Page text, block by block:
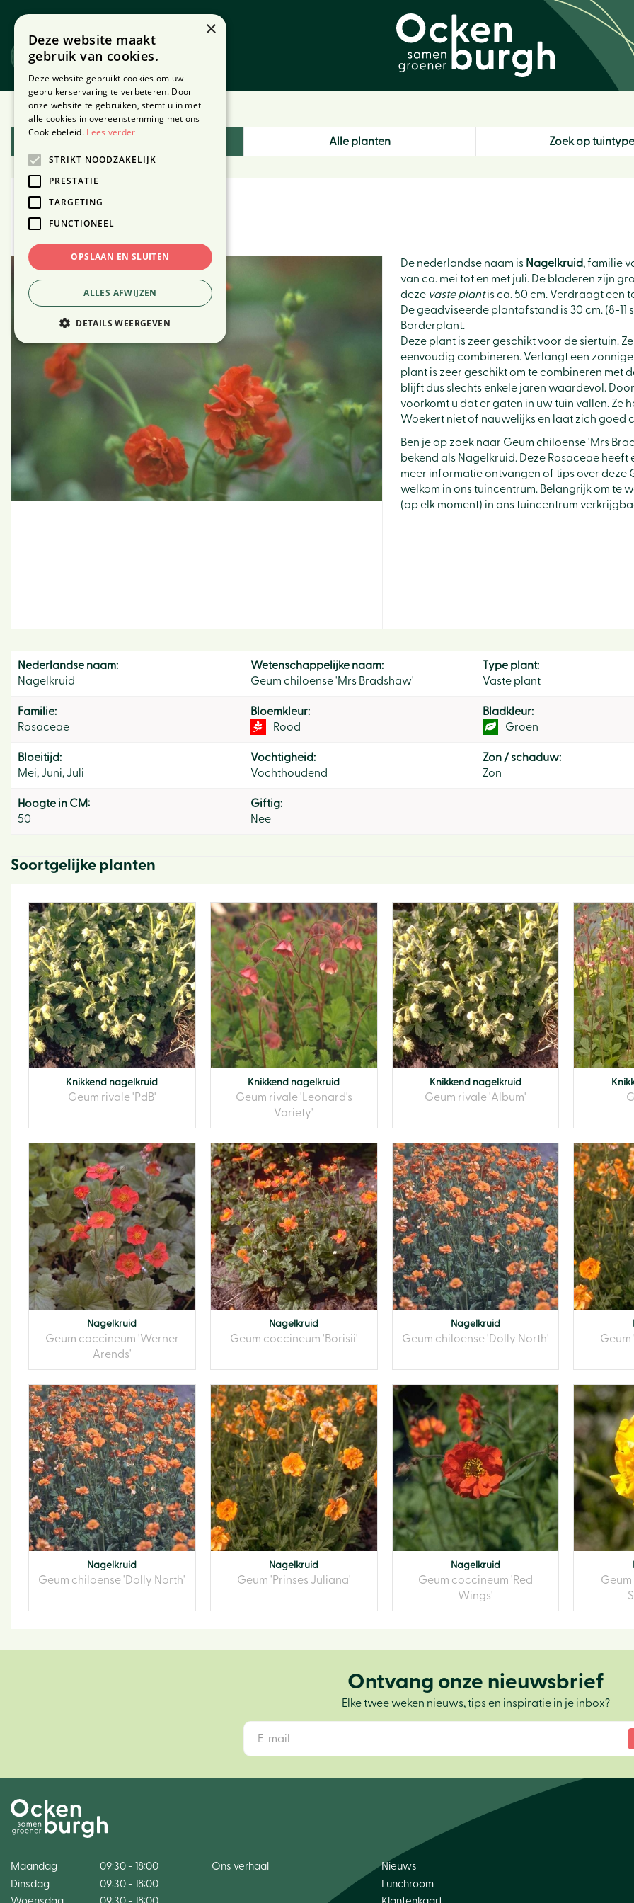
naar
content
Home Plantengids
Website Webshop
Alle planten Zoek op tuintype
Nagelkruid
De nederlandse naam is Nagelkruid, familie
van ca. mei tot en met juli. De bladeren zijn
deze vaste plantis ca. 50 cm. Verdraagt een
De geadviseerde plantafstand is 30 cm. (8-11
Borderplant.
Deze plant is zeer geschikt voor de siertuin.
eenvoudig combineren. Verlangt een
plant is zeer geschikt om te combineren met
blijft dus slechts enkele jaren waardevol.
voorkomt u dat er gaten in uw tuin vallen. Ze
Woekert niet of nauwelijks en laat zich goed
Ben je op zoek naar Geum chiloense 'Mrs
bekend als Nagelkruid. Deze Rosaceae
meer informatie ontvangen of tips over deze
welkom in ons tuincentrum. Belangrijk om te
(op elk moment) in ons tuincentrum
Nederlandse naam:
Nagelkruid
Wetenschappelijke naam:
Geum chiloense 'Mrs Bradshaw'
Type plant:
Vaste plant
Familie:
Rosaceae
Bloemkleur:
Rood
Bladkleur:
Groen
Bloeitijd:
Mei, Juni, Juli
Vochtigheid:
Vochthoudend
Zon / schaduw:
Zon
Hoogte in CM:
50
Giftig:
Nee
Soortgelijke planten
Knikkend nagelkruid
Geum rivale 'PdB'
Knikkend nagelkruid
Geum rivale 'Leonard's
Variety'
Knikkend nagelkruid
Geum rivale 'Album'
Nagelkruid
Geum coccineum 'Werner
Arends'
Nagelkruid
Geum coccineum 'Borisii'
Nagelkruid
Geum chiloense 'Dolly North' Geum
Nagelkruid
Geum chiloense 'Dolly North'
Nagelkruid
Geum 'Prinses Juliana'
Nagelkruid
Geum coccineum 'Red
Wings'
Ontvang onze nieuwsbrief
Elke twee weken nieuws, tips en inspiratie in je inbox?
Maandag
09:30 - 18:00
Dinsdag
09:30 - 18:00
Ons verhaal
Nieuws
Lunchroom
×
Deze website maakt
gebruik van cookies.
Deze website gebruikt cookies om uw
gebruikerservaring te verbeteren. Door
onze website te gebruiken, stemt u in met
alle cookies in overeenstemming met ons
Cookiebeleid. Lees verder
STRIKT NOODZAKELIJK
PRESTATIE
TARGETING
FUNCTIONEEL
OPSLAAN EN SLUITEN
ALLES AFWIJZEN
DETAILS WEERGEVEN